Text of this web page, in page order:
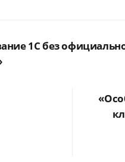
1С без